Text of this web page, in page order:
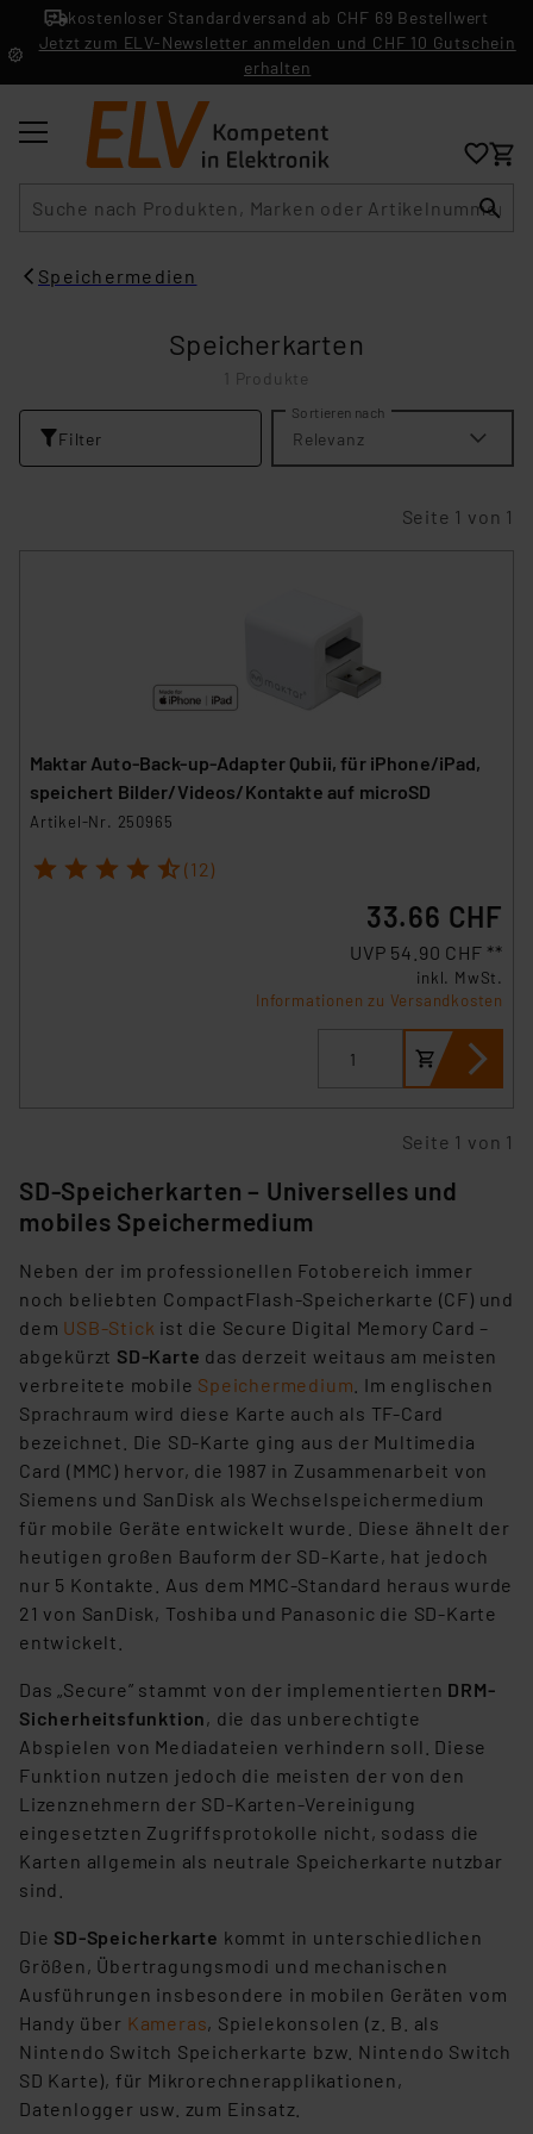
kostenloser Standardversand ab CHF 69 Bestellwert
Jetzt zum ELV-Newsletter anmelden und CHF 10 Gutschein
erhalten
Speichermedien
Speicherkarten
1 Produkte
Filter
Sortieren nach
Relevanz
Seite 1 von 1
Maktar Auto-Back-up-Adapter Qubii, für iPhone/iPad,
speichert Bilder/Videos/Kontakte auf microSD
Artikel-Nr. 250965
1 2 3 4 5 (12)
33.66 CHF
UVP 54.90 CHF **
inkl. MwSt.
Informationen zu Versandkosten
Seite 1 von 1
SD-Speicherkarten – Universelles und
mobiles Speichermedium
Neben der im professionellen Fotobereich immer
noch beliebten CompactFlash-Speicherkarte (CF) und
dem USB-Stick ist die Secure Digital Memory Card –
abgekürzt SD-Karte das derzeit weitaus am meisten
verbreitete mobile Speichermedium . Im englischen
Sprachraum wird diese Karte auch als TF-Card
bezeichnet. Die SD-Karte ging aus der Multimedia
Card (MMC) hervor, die 1987 in Zusammenarbeit von
Siemens und SanDisk als Wechselspeichermedium
für mobile Geräte entwickelt wurde. Diese ähnelt der
heutigen großen Bauform der SD-Karte, hat jedoch
nur 5 Kontakte. Aus dem MMC-Standard heraus wurde
21 von SanDisk, Toshiba und Panasonic die SD-Karte
entwickelt.
Das „Secure” stammt von der implementierten DRM-
Sicherheitsfunktion, die das unberechtigte
Abspielen von Mediadateien verhindern soll. Diese
Funktion nutzen jedoch die meisten der von den
Lizenznehmern der SD-Karten-Vereinigung
eingesetzten Zugriffsprotokolle nicht, sodass die
Karten allgemein als neutrale Speicherkarte nutzbar
sind.
Die SD-Speicherkarte kommt in unterschiedlichen
Größen, Übertragungsmodi und mechanischen
Ausführungen insbesondere in mobilen Geräten vom
Handy über Kameras, Spielekonsolen (z. B. als
Nintendo Switch Speicherkarte bzw. Nintendo Switch
SD Karte), für Mikrorechnerapplikationen,
Datenlogger usw. zum Einsatz.